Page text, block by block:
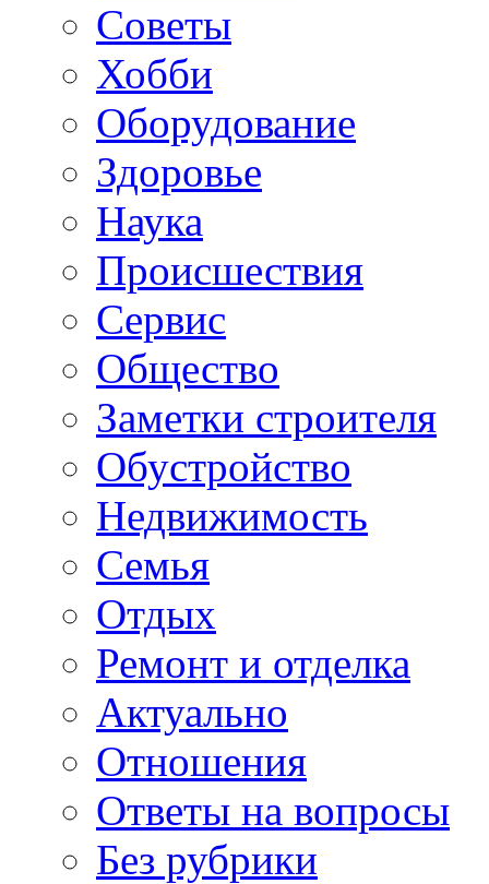
Советы
Хобби
Oборудование
Здоровье
Наука
Происшествия
Сервис
Общество
Заметки строителя
Обустройство
Недвижимость
Семья
Отдых
Ремонт и отделка
Актуально
Отношения
Ответы на вопросы
Без рубрики